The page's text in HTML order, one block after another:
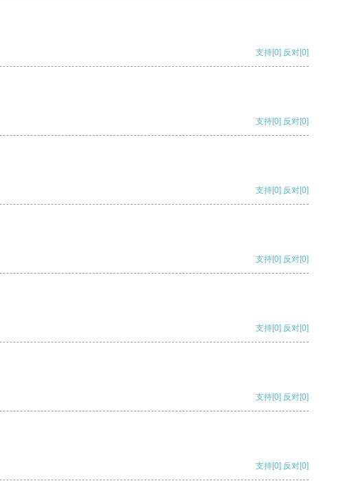
支持[0] 反对[0]
支持[0] 反对[0]
支持[0] 反对[0]
支持[0] 反对[0]
支持[0] 反对[0]
支持[0] 反对[0]
支持[0] 反对[0]